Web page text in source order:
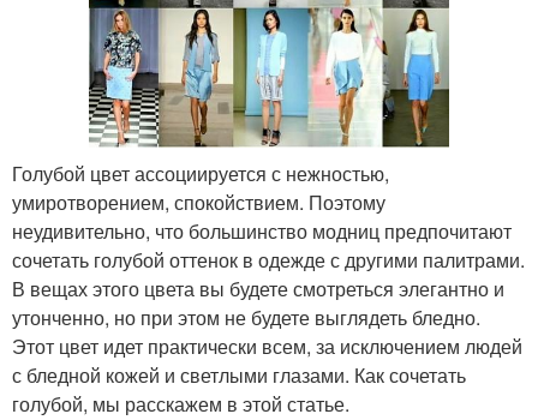
Голубой цвет ассоциируется с нежностью,
умиротворением, спокойствием. Поэтому
неудивительно, что большинство модниц предпочитают
сочетать голубой оттенок в одежде с другими палитрами.
В вещах этого цвета вы будете смотреться элегантно и
утонченно, но при этом не будете выглядеть бледно.
Этот цвет идет практически всем, за исключением людей
с бледной кожей и светлыми глазами. Как сочетать
голубой, мы расскажем в этой статье.